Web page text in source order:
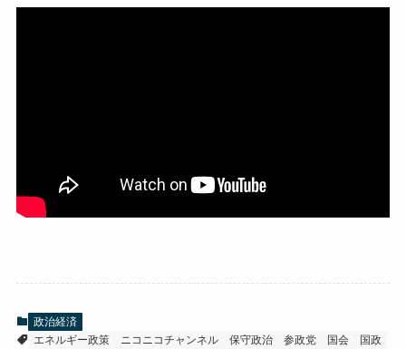
政治経済
エネルギー政策
ニコニコチャンネル 保守政治 参政党 国会 国政